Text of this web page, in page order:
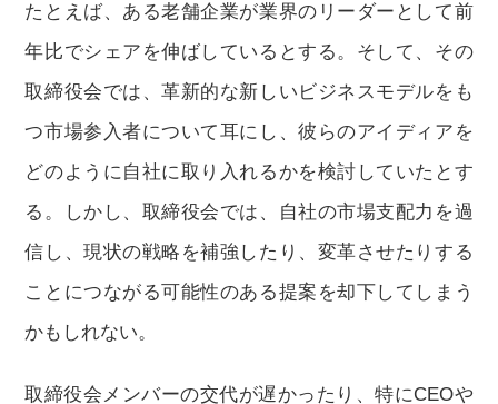
たとえば、ある老舗企業が業界のリーダーとして前
年比でシェアを伸ばしているとする。そして、その
取締役会では、革新的な新しいビジネスモデルをも
つ市場参入者について耳にし、彼らのアイディアを
どのように自社に取り入れるかを検討していたとす
る。しかし、取締役会では、自社の市場支配力を過
信し、現状の戦略を補強したり、変革させたりする
ことにつながる可能性のある提案を却下してしまう
かもしれない。
取締役会メンバーの交代が遅かったり、特にCEOや